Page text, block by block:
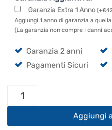
Garanzia Extra 1 Anno (+€
Aggiungi 1 anno di garanzia a
(La garanzia non compre i danni
Garanzia 2 anni
Pagamenti Sicuri
Mackie
Altoparlante
Aggiungi